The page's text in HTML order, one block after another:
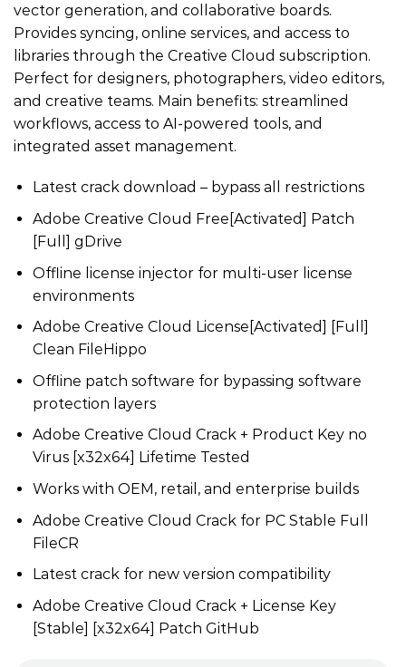
vector generation, and collaborative boards.
Provides syncing, online services, and access to
libraries through the Creative Cloud subscription.
Perfect for designers, photographers, video editors,
and creative teams. Main benefits: streamlined
workflows, access to AI-powered tools, and
integrated asset management.
Latest crack download – bypass all restrictions
Adobe Creative Cloud Free[Activated] Patch
[Full] gDrive
Offline license injector for multi-user license
environments
Adobe Creative Cloud License[Activated] [Full]
Clean FileHippo
Offline patch software for bypassing software
protection layers
Adobe Creative Cloud Crack + Product Key no
Virus [x32x64] Lifetime Tested
Works with OEM, retail, and enterprise builds
Adobe Creative Cloud Crack for PC Stable Full
FileCR
Latest crack for new version compatibility
Adobe Creative Cloud Crack + License Key
[Stable] [x32x64] Patch GitHub